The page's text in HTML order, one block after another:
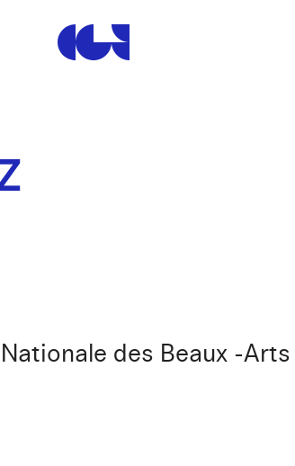
Centre de la Gravure et
des Beaux -